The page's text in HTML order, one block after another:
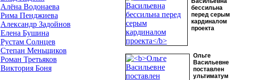
бессильна
перед серым
кардиналом
проекта
Ольге
Васильевне
поставлен
ультиматум
Алёна Водонаева
Рима Пенджиева
Александр Задойнов
Елена Бушина
Рустам Солнцев
Степан Меньщиков
Роман Третьяков
Виктория Боня